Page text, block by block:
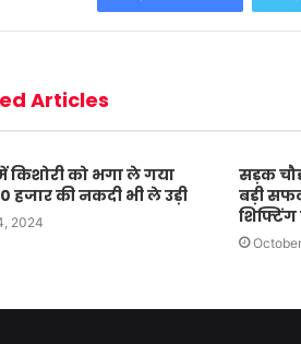
Articles
को भगा ले गया
हजार की नकदी भी ले उड़ी
2024
सड़क
बड़ी